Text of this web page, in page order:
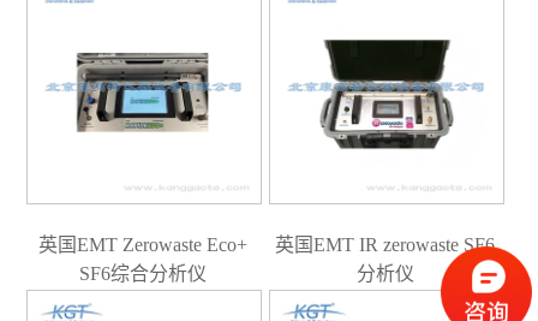
英国EMT Zerowaste Eco+
SF6综合分析仪
英国EMT IR zerowaste SF6
分析仪